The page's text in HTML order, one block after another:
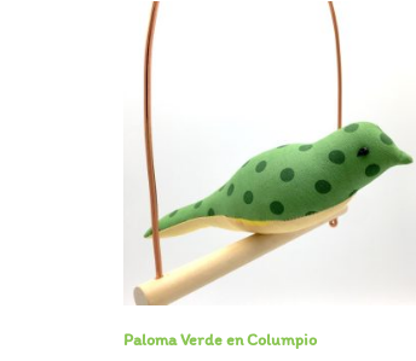
Paloma Verde en Columpio